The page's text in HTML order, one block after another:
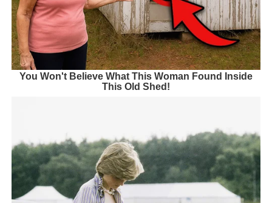
You Won't Believe What This Woman Found Inside
This Old Shed!